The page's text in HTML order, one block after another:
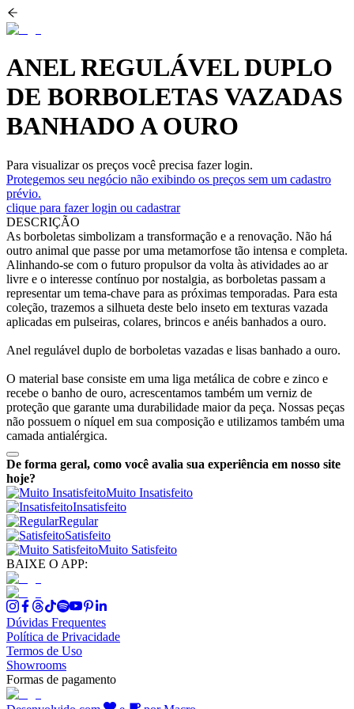
ANEL REGULÁVEL DUPLO
DE BORBOLETAS VAZADAS
BANHADO A OURO
Para visualizar os preços você precisa fazer login.
Protegemos seu negócio não exibindo os preços sem um cadastro
prévio.
clique para fazer login ou cadastrar
DESCRIÇÃO
As borboletas simbolizam a transformação e a renovação. Não há
outro animal que passe por uma metamorfose tão intensa e completa.
Alinhando-se com o futuro propulsor da volta às atividades ao ar
livre e o interesse contínuo por nostalgia, as borboletas passam a
representar um tema-chave para as próximas temporadas. Para esta
coleção, trazemos a silhueta deste belo inseto em texturas vazada
aplicadas em pulseiras, colares, brincos e anéis banhados a ouro.
Anel regulável duplo de borboletas vazadas e lisas banhado a ouro.
O material base consiste em uma liga metálica de cobre e zinco e
recebe o banho de ouro, acrescentamos também um verniz de
proteção que garante uma durabilidade maior da peça. Nossas peças
não possuem o níquel em sua composição e utilizamos também uma
camada antialérgica.
De forma geral, como você avalia sua experiência em nosso site
hoje?
Muito Insatisfeito
Insatisfeito
Regular
Satisfeito
Muito Satisfeito
BAIXE O APP:
Dúvidas Frequentes
Política de Privacidade
Termos de Uso
Showrooms
Formas de pagamento